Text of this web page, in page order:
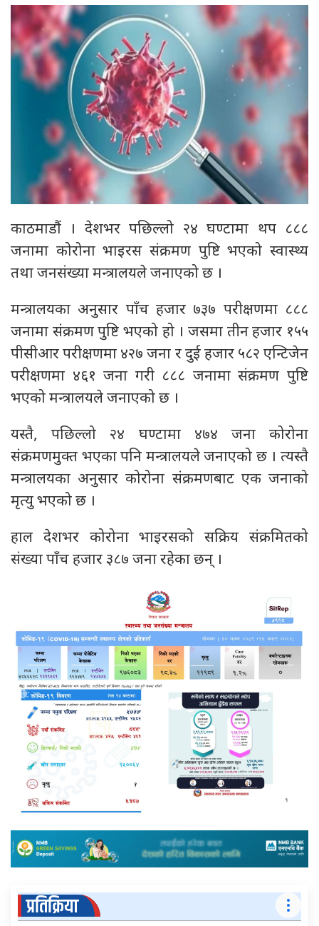
काठमाडौं । देशभर पछिल्लो २४ घण्टामा थप ८८८
जनामा कोरोना भाइरस संक्रमण पुष्टि भएको स्वास्थ्य
तथा जनसंख्या मन्त्रालयले जनाएको छ ।
मन्त्रालयका अनुसार पाँच हजार ७३७ परीक्षणमा ८८८
जनामा संक्रमण पुष्टि भएको हो । जसमा तीन हजार १५५
पीसीआर परीक्षणमा ४२७ जना र दुई हजार ५८२ एन्टिजेन
परीक्षणमा ४६१ जना गरी ८८८ जनामा संक्रमण पुष्टि
भएको मन्त्रालयले जनाएको छ ।
यस्तै, पछिल्लो २४ घण्टामा ४७४ जना कोरोना
संक्रमणमुक्त भएका पनि मन्त्रालयले जनाएको छ । त्यस्तै
मन्त्रालयका अनुसार कोरोना संक्रमणबाट एक जनाको
मृत्यु भएको छ ।
हाल देशभर कोरोना भाइरसको सक्रिय संक्रमितको
संख्या पाँच हजार ३८७ जना रहेका छन् ।
प्रतिक्रिया